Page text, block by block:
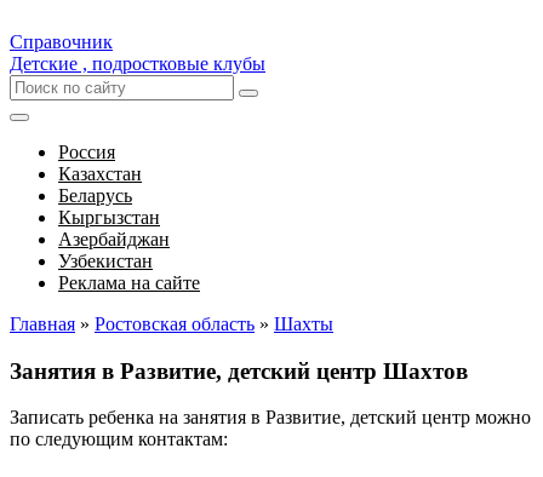
Справочник
Детские , подростковые клубы
Россия
Казахстан
Беларусь
Кыргызстан
Азербайджан
Узбекистан
Реклама на сайте
Главная » Ростовская область » Шахты
Занятия в Развитие, детский центр Шахтов
Записать ребенка на занятия в Развитие, детский центр можно
по следующим контактам: